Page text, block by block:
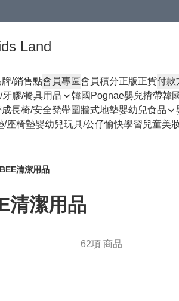
Land
/銷售點會員專區會員積分正版正貨付款
膠/餐具用品
韓國Pognae嬰兒揹帶韓
成長椅/安全凳帶圍牆式地墊嬰幼兒食品
/座椅墊嬰幼兒玩具/公仔愉快學習兒童美
清潔用品
清潔用品
62項 商品